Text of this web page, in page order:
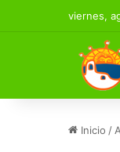
viernes,
Inicio /